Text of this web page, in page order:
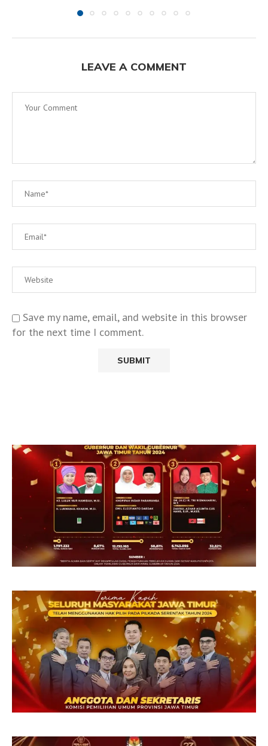
LEAVE A COMMENT
Save my name, email, and website in this browser
for the next time I comment.